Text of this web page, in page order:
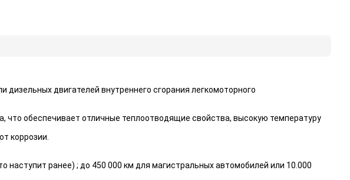
двигателей внутреннего сгорания легкомоторного
обеспечивает отличные теплоотводящие свойства, высокую температуру
коррозии.
наступит ранее) ; до 450 000 км для магистральных автомобилей или 10.000